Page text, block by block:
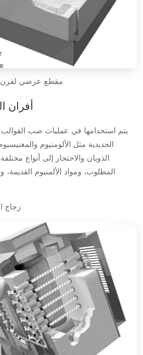
مقطع عرضي لفرن
أفران
يتم استخدامها في عمليات صب القوالب
الحديدية مثل الألومنيوم
الذوبان والاحتجاز إلى أنواع
المطلوب، ومواد الألمنيوم
زجاج